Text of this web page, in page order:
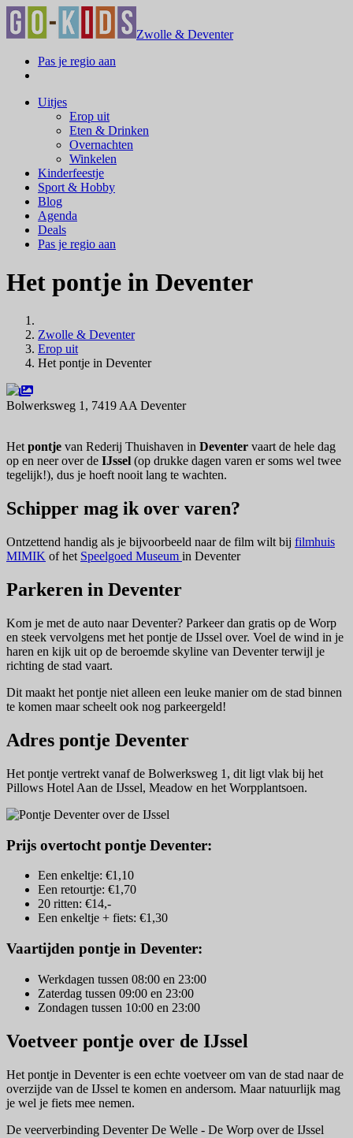
Zwolle & Deventer
Pas je regio aan
Uitjes
Erop uit
Eten & Drinken
Overnachten
Winkelen
Kinderfeestje
Sport & Hobby
Blog
Agenda
Deals
Pas je regio aan
Het pontje in Deventer
Zwolle & Deventer
Erop uit
Het pontje in Deventer
Bolwerksweg 1, 7419 AA Deventer
Het pontje van Rederij Thuishaven in Deventer vaart de hele dag
op en neer over de IJssel (op drukke dagen varen er soms wel twee
tegelijk!), dus je hoeft nooit lang te wachten.
Schipper mag ik over varen?
Ontzettend handig als je bijvoorbeeld naar de film wilt bij filmhuis
MIMIK of het Speelgoed Museum in Deventer
Parkeren in Deventer
Kom je met de auto naar Deventer? Parkeer dan gratis op de Worp
en steek vervolgens met het pontje de IJssel over. Voel de wind in je
haren en kijk uit op de beroemde skyline van Deventer terwijl je
richting de stad vaart.
Dit maakt het pontje niet alleen een leuke manier om de stad binnen
te komen maar scheelt ook nog parkeergeld!
Adres pontje Deventer
Het pontje vertrekt vanaf de Bolwerksweg 1, dit ligt vlak bij het
Pillows Hotel Aan de IJssel, Meadow en het Worpplantsoen.
Prijs overtocht pontje Deventer:
Een enkeltje: €1,10
Een retourtje: €1,70
20 ritten: €14,-
Een enkeltje + fiets: €1,30
Vaartijden pontje in Deventer:
Werkdagen tussen 08:00 en 23:00
Zaterdag tussen 09:00 en 23:00
Zondagen tussen 10:00 en 23:00
Voetveer pontje over de IJssel
Het pontje in Deventer is een echte voetveer om van de stad naar de
overzijde van de IJssel te komen en andersom. Maar natuurlijk mag
je wel je fiets mee nemen.
De veerverbinding Deventer De Welle - De Worp over de IJssel